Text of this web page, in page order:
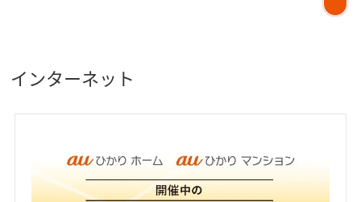
インターネット